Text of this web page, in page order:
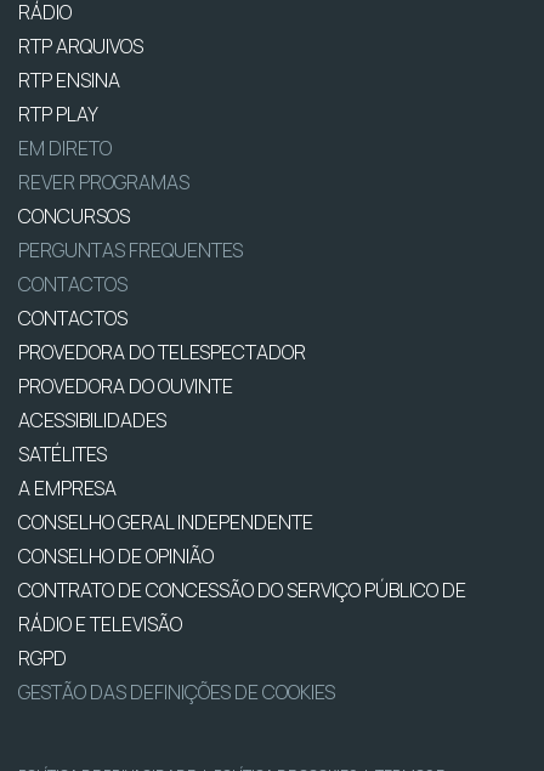
RÁDIO
RTP ARQUIVOS
RTP ENSINA
RTP PLAY
EM DIRETO
REVER PROGRAMAS
CONCURSOS
PERGUNTAS FREQUENTES
CONTACTOS
CONTACTOS
PROVEDORA DO TELESPECTADOR
PROVEDORA DO OUVINTE
ACESSIBILIDADES
SATÉLITES
A EMPRESA
CONSELHO GERAL INDEPENDENTE
CONSELHO DE OPINIÃO
CONTRATO DE CONCESSÃO DO SERVIÇO PÚBLICO DE
RÁDIO E TELEVISÃO
RGPD
GESTÃO DAS DEFINIÇÕES DE COOKIES